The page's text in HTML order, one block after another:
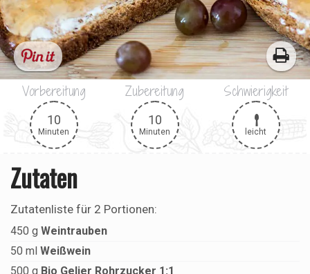
Vorbereitung
10
Minuten
Zubereitung
10
Minuten
Schwierigkeit
leicht
Zutaten
Zutatenliste für 2 Portionen:
450 g Weintrauben
50 ml Weißwein
500 g Bio Gelier Rohrzucker 1:1